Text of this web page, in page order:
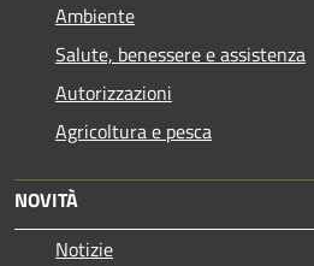
Ambiente
Salute, benessere e assistenza
Autorizzazioni
Agricoltura e pesca
NOVITÀ
Notizie